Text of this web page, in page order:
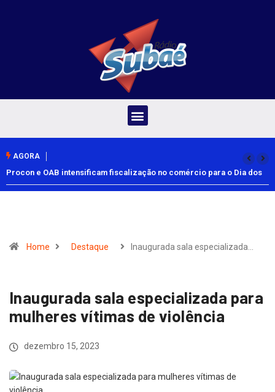
AGORA
Procon e OAB intensificam fiscalização no comércio para o Dia dos
Pais
Home Destaque Inaugurada sala especializada…
Inaugurada sala especializada para
mulheres vítimas de violência
dezembro 15, 2023